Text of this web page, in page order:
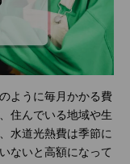
ように毎月かかる費
住んでいる地域や生
水道光熱費は季節に
ないと高額になって